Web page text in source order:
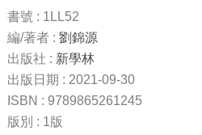
書號 : 1LL52
編/著者 : 劉錦源
出版社 : 新學林
出版日期 : 2021-09-30
ISBN : 9789865261245
版別 : 1版